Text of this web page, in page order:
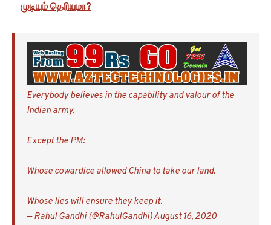
முடியும் தெரியுமா?
Everybody believes in the capability and valour of the
Indian army.
Except the PM:
Whose cowardice allowed China to take our land.
Whose lies will ensure they keep it.
— Rahul Gandhi (@RahulGandhi)August 16, 2020